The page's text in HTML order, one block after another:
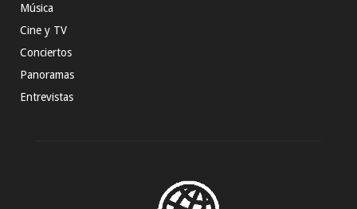
Música
Cine y TV
Conciertos
Panoramas
Entrevistas